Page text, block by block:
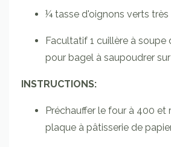
¼ tasse d'oignons verts
Facultatif 1 cuillère à soupe
pour bagel à saupoudrer
INSTRUCTIONS:
Préchauffer le four à 400 et
plaque à pâtisserie de